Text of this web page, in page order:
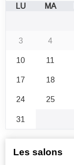
LU MA
3
4
10
11
17
18
24
25
31
Les salons